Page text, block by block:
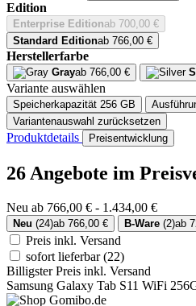
Edition
Enterprise Editionab 700,00 €
Standard Editionab 766,00 €
Herstellerfarbe
Grayab 766,00 €
Variante auswählen
Speicherkapazität 256 GB
Variantenauswahl zurücksetzen
Produktdetails Preisentwicklung
26 Angebote im
Neu ab 766,00 € - 1.434,00 €
Neu (24)ab 766,00 € B-Ware (2)ab
Preis inkl. Versand
sofort lieferbar(22)
Billigster Preis inkl. Versand
Samsung Galaxy Tab S11 WiFi